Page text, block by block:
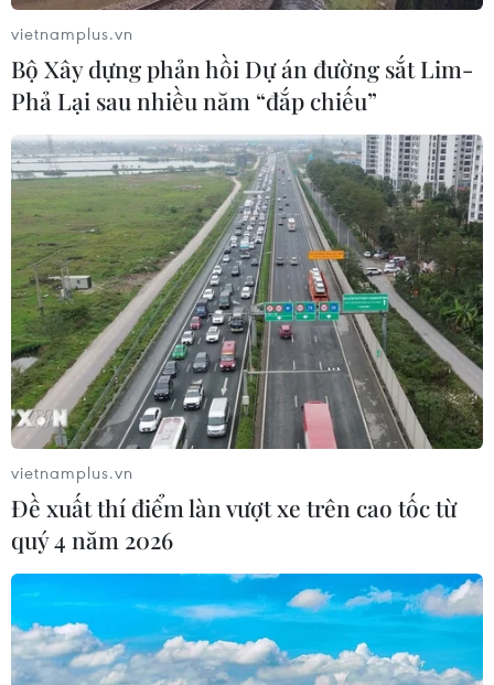
khẩu cho nhiều ngành hàng, giúp thúc đẩy tăng trưởng
kinh tế.
vietnamplus.vn
Bộ Xây dựng phản hồi Dự án đường sắt Lim-
Phả Lại sau nhiều năm “đắp chiếu”
vietnamplus.vn
Đề xuất thí điểm làn vượt xe trên cao tốc từ
quý 4 năm 2026